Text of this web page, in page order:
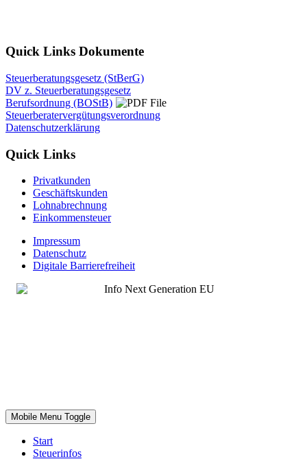
Quick Links Dokumente
Steuerberatungsgesetz (StBerG)
DV z. Steuerberatungsgesetz
Berufsordnung (BOStB)
Steuerberatervergütungsverordnung
Datenschutzerklärung
Quick Links
Privatkunden
Geschäftskunden
Lohnabrechnung
Einkommensteuer
Impressum
Datenschutz
Digitale Barrierefreiheit
Mobile Menu Toggle
Start
Steuerinfos